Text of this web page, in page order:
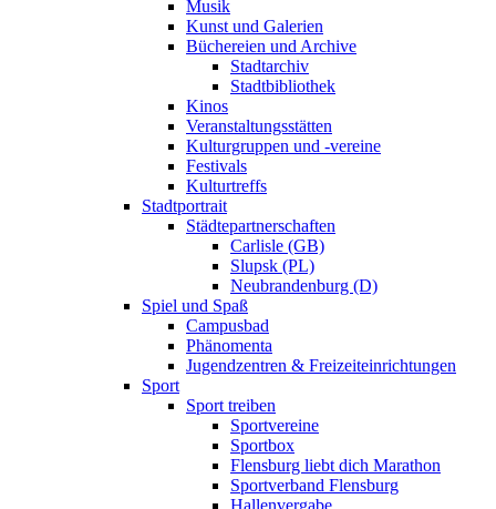
Musik
Kunst und Galerien
Büchereien und Archive
Stadtarchiv
Stadtbibliothek
Kinos
Veranstaltungsstätten
Kulturgruppen und -vereine
Festivals
Kulturtreffs
Stadtportrait
Städtepartnerschaften
Carlisle (GB)
Slupsk (PL)
Neubrandenburg (D)
Spiel und Spaß
Campusbad
Phänomenta
Jugendzentren & Freizeiteinrichtungen
Sport
Sport treiben
Sportvereine
Sportbox
Flensburg liebt dich Marathon
Sportverband Flensburg
Hallenvergabe